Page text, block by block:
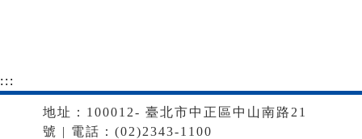
:::
地址：100012- 臺北市中正區中山南路21
號 | 電話：(02)2343-1100